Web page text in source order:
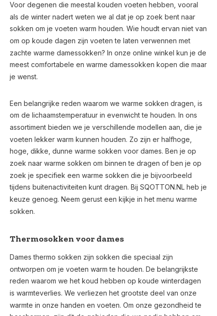
Voor degenen die meestal kouden voeten hebben, vooral
als de winter nadert weten we al dat je op zoek bent naar
sokken om je voeten warm houden. Wie houdt ervan niet van
om op koude dagen zijn voeten te laten verwennen met
zachte warme damessokken? In onze online winkel kun je de
meest comfortabele en warme damessokken kopen die maar
je wenst.
Een belangrijke reden waarom we warme sokken dragen, is
om de lichaamstemperatuur in evenwicht te houden. In ons
assortiment bieden we je verschillende modellen aan, die je
voeten lekker warm kunnen houden. Zo zijn er halfhoge,
hoge, dikke, dunne warme sokken voor dames. Ben je op
zoek naar warme sokken om binnen te dragen of ben je op
zoek je specifiek een warme sokken die je bijvoorbeeld
tijdens buitenactiviteiten kunt dragen. Bij SQOTTON.NL heb je
keuze genoeg. Neem gerust een kijkje in het menu warme
sokken.
Thermosokken voor dames
Dames thermo sokken zijn sokken die speciaal zijn
ontworpen om je voeten warm te houden. De belangrijkste
reden waarom we het koud hebben op koude winterdagen
is warmteverlies. We verliezen het grootste deel van onze
warmte in onze handen en voeten. Om onze gezondheid te